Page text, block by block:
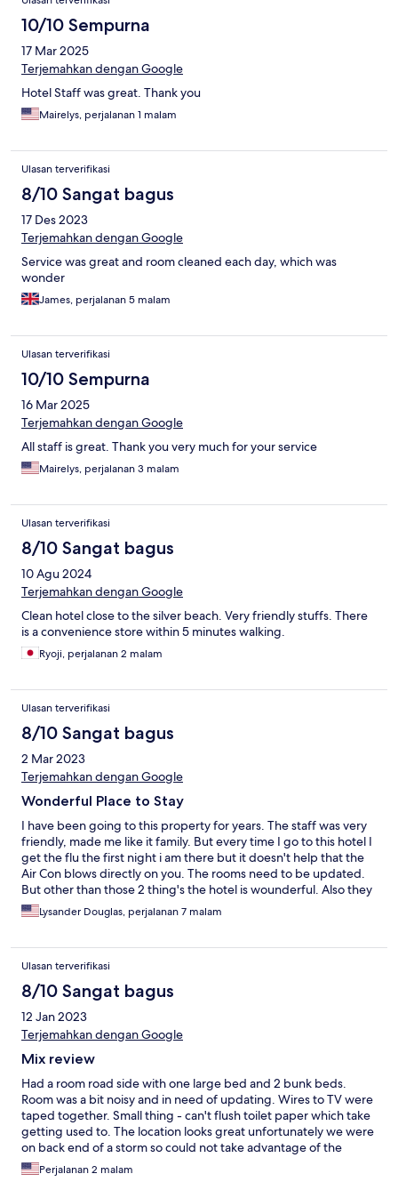
10/10 Sempurna
17 Mar 2025
Terjemahkan dengan Google
Hotel Staff was great. Thank you
Mairelys, perjalanan 1 malam
Ulasan terverifikasi
8/10 Sangat bagus
17 Des 2023
Terjemahkan dengan Google
Service was great and room cleaned each day, which was
wonder
James, perjalanan 5 malam
Ulasan terverifikasi
10/10 Sempurna
16 Mar 2025
Terjemahkan dengan Google
All staff is great. Thank you very much for your service
Mairelys, perjalanan 3 malam
Ulasan terverifikasi
8/10 Sangat bagus
10 Agu 2024
Terjemahkan dengan Google
Clean hotel close to the silver beach. Very friendly stuffs. There
is a convenience store within 5 minutes walking.
Ryoji, perjalanan 2 malam
Ulasan terverifikasi
8/10 Sangat bagus
2 Mar 2023
Terjemahkan dengan Google
Wonderful Place to Stay
I have been going to this property for years. The staff was very
friendly, made me like it family. But every time I go to this hotel I
get the flu the first night i am there but it doesn't help that the
Air Con blows directly on you. The rooms need to be updated.
But other than those 2 thing's the hotel is wounderful. Also they
took away the free breakfast????
Lysander Douglas, perjalanan 7 malam
Ulasan terverifikasi
8/10 Sangat bagus
12 Jan 2023
Terjemahkan dengan Google
Mix review
Had a room road side with one large bed and 2 bunk beds.
Room was a bit noisy and in need of updating. Wires to TV were
taped together. Small thing - can't flush toilet paper which take
getting used to. The location looks great unfortunately we were
on back end of a storm so could not take advantage of the
ocean as too many waves. The other impact of storm was that
there was trash / debris everywhere on the beach. Otherwise
Perjalanan 2 malam